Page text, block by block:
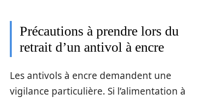
Précautions à prendre lors du
retrait d’un antivol à encre
Les antivols à encre demandent une
vigilance particulière. Si l’alimentation à